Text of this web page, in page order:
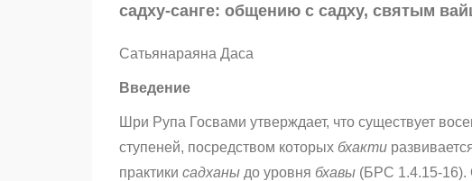
садху-санге: общению с садху, святым
Сатьянараяна Даса
Введение
Шри Рупа Госвами утверждает, что существует
ступеней, посредством которых бхакти
практики садханы до уровня бхавы (БРС 1.4.15-16).